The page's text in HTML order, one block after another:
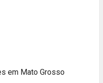
em Mato Grosso